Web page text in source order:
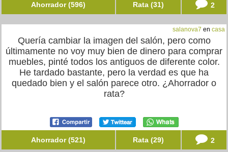
Ahorrador (596) Rata (31) 2
salanova7 en casa
Quería cambiar la imagen del salón, pero como
últimamente no voy muy bien de dinero para comprar
muebles, pinté todos los antiguos de diferente color.
He tardado bastante, pero la verdad es que ha
quedado bien y el salón parece otro. ¿Ahorrador o
rata?
Ahorrador (521) Rata (29) 2